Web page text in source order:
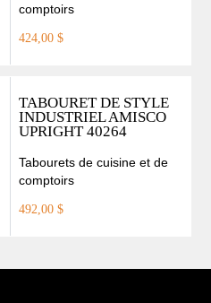
comptoirs
424,00 $
TABOURET DE STYLE
INDUSTRIEL AMISCO
UPRIGHT 40264
Tabourets de cuisine et de
comptoirs
492,00 $